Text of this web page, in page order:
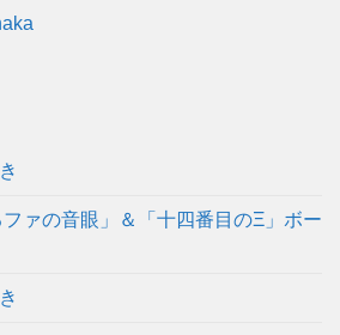
ァの音眼」＆「十四番目のΞ」ボー